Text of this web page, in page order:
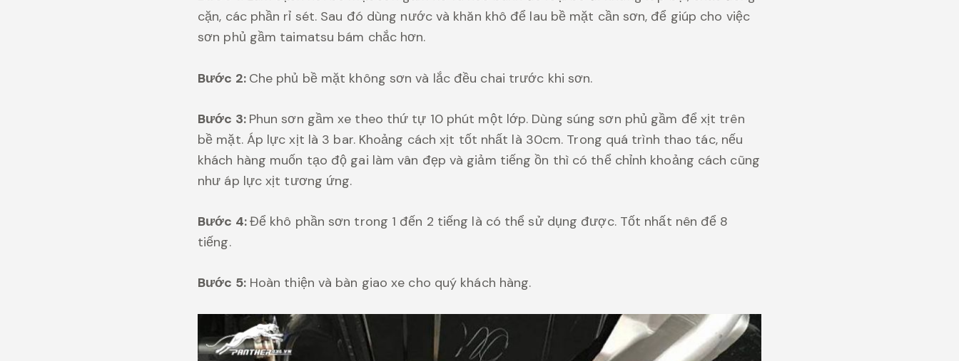
cặn, các phần rỉ sét. Sau đó dùng nước và khăn khô để lau bề mặt cần sơn, để giúp cho việc
sơn phủ gầm taimatsu bám chắc hơn.
Bước 2: Che phủ bề mặt không sơn và lắc đều chai trước khi sơn.
Bước 3: Phun sơn gầm xe theo thứ tự 10 phút một lớp. Dùng súng sơn phủ gầm để xịt trên
bề mặt. Áp lực xịt là 3 bar. Khoảng cách xịt tốt nhất là 30cm. Trong quá trình thao tác, nếu
khách hàng muốn tạo độ gai làm vân đẹp và giảm tiếng ồn thì có thể chỉnh khoảng cách cũng
như áp lực xịt tương ứng.
Bước 4:Để khô phần sơn trong 1 đến 2 tiếng là có thể sử dụng được. Tốt nhất nên để 8
tiếng.
Bước 5:Hoàn thiện và bàn giao xe cho quý khách hàng.